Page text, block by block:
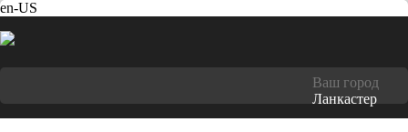
en-US
Ваш город
Ланкастер